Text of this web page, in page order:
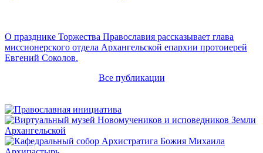
О празднике Торжества Православия рассказывает глава
миссионерского отдела Архангельской епархии протоиерей
Евгений Соколов.
Все публикации